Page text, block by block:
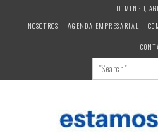
DOMINGO,
NOSOTROS
AGENDA EMPRESARIAL